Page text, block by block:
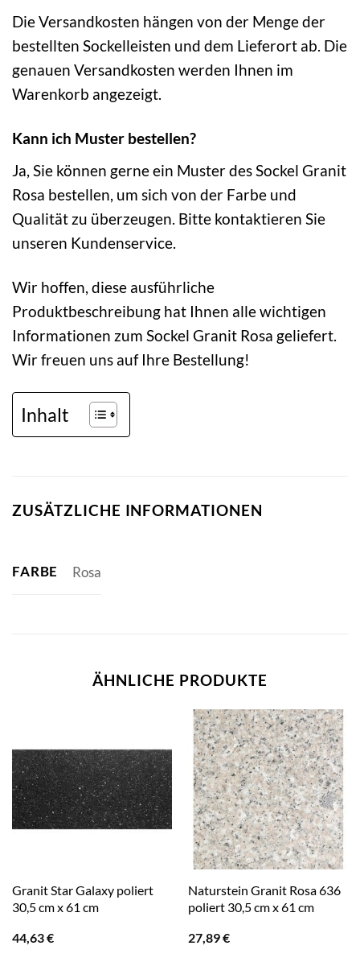
Die Versandkosten hängen von der Menge der
bestellten Sockelleisten und dem Lieferort ab. Die
genauen Versandkosten werden Ihnen im
Warenkorb angezeigt.
Kann ich Muster bestellen?
Ja, Sie können gerne ein Muster des Sockel Granit
Rosa bestellen, um sich von der Farbe und
Qualität zu überzeugen. Bitte kontaktieren Sie
unseren Kundenservice.
Wir hoffen, diese ausführliche
Produktbeschreibung hat Ihnen alle wichtigen
Informationen zum Sockel Granit Rosa geliefert.
Wir freuen uns auf Ihre Bestellung!
Inhalt
ZUSÄTZLICHE INFORMATIONEN
FARBE Rosa
ÄHNLICHE PRODUKTE
Granit Star Galaxy poliert
30,5 cm x 61 cm
44,63€
Naturstein Granit Rosa 636
poliert 30,5 cm x 61 cm
27,89€